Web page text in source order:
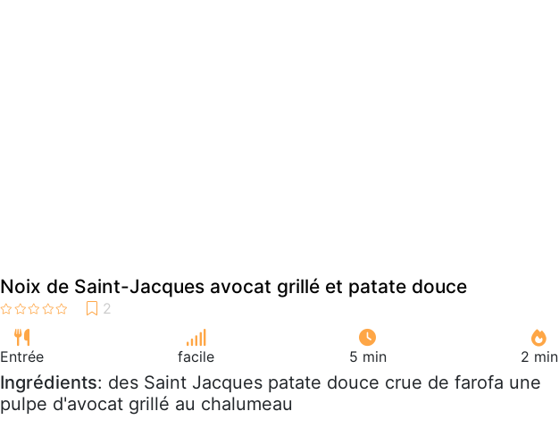
Noix de Saint-Jacques avocat grillé et patate douce
Entrée facile 5 min 2 min
Ingrédients: des Saint Jacques patate douce crue de farofa une
pulpe d'avocat grillé au chalumeau